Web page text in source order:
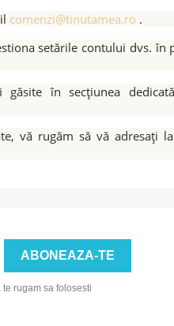
comenzi@tinutamea.ro .
setările contului dvs. în
în secțiunea
vă rugăm să vă adresați
rugam sa folosesti